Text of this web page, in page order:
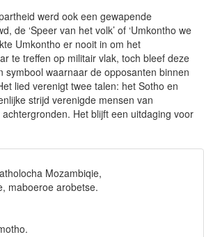
werd ook een gewapende
de ‘Speer van het volk’ of ‘Umkontho we
Umkontho er nooit in om het
te treffen op militair vlak, toch bleef deze
symbool waarnaar de opposanten binnen
lied verenigt twee talen: het Sotho en
strijd verenigde mensen van
Het blijft een uitdaging voor
Mozambiqie,
maboeroe arobetse.